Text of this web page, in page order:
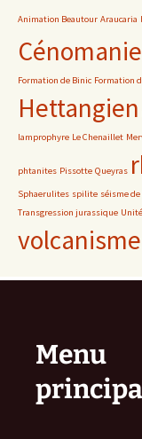
Animation Beautour Araucaria
Formation de Binic Formation
Hettangien
lamprophyre Le Chenaillet
phtanites Pissotte Queyras
Sphaerulites spilite séisme de
Transgression jurassique
volcanisme
Menu